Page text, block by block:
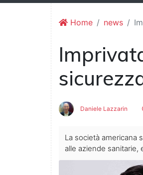
Home news
Daniele Lazzarin
La società americana
alle aziende sanitarie,